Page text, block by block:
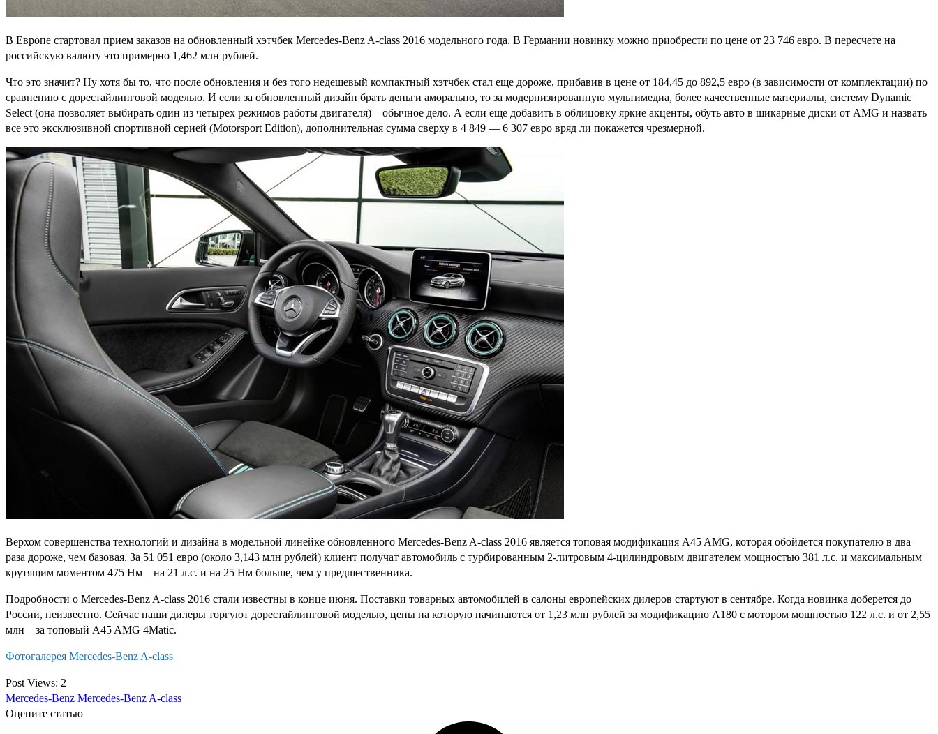
В Европе стартовал прием заказов на обновленный хэтчбек Mercedes-Benz A-class 2016 модельного года. В Германии новинку можно приобрести по цене от 23 746 евро. В пересчете на
российскую валюту это примерно 1,462 млн рублей.
Что это значит? Ну хотя бы то, что после обновления и без того недешевый компактный хэтчбек стал еще дороже, прибавив в цене от 184,45 до 892,5 евро (в зависимости от комплектации) по
сравнению с дорестайлинговой моделью. И если за обновленный дизайн брать деньги аморально, то за модернизированную мультимедиа, более качественные материалы, систему Dynamic
Select (она позволяет выбирать один из четырех режимов работы двигателя) – обычное дело. А если еще добавить в облицовку яркие акценты, обуть авто в шикарные диски от AMG и назвать
все это эксклюзивной спортивной серией (Motorsport Edition), дополнительная сумма сверху в 4 849 — 6 307 евро вряд ли покажется чрезмерной.
Верхом совершенства технологий и дизайна в модельной линейке обновленного Mercedes-Benz A-class 2016 является топовая модификация A45 AMG, которая обойдется покупателю в два
раза дороже, чем базовая. За 51 051 евро (около 3,143 млн рублей) клиент получат автомобиль с турбированным 2-литровым 4-цилиндровым двигателем мощностью 381 л.с. и максимальным
крутящим моментом 475 Нм – на 21 л.с. и на 25 Нм больше, чем у предшественника.
Подробности о Mercedes-Benz A-class 2016 стали известны в конце июня. Поставки товарных автомобилей в салоны европейских дилеров стартуют в сентябре. Когда новинка доберется до
России, неизвестно. Сейчас наши дилеры торгуют дорестайлинговой моделью, цены на которую начинаются от 1,23 млн рублей за модификацию A180 с мотором мощностью 122 л.с. и от 2,55
млн – за топовый A45 AMG 4Matic.
Фотогалерея Mercedes-Benz A-class
Post Views: 2
Mercedes-Benz Mercedes-Benz A-class
Оцените статью